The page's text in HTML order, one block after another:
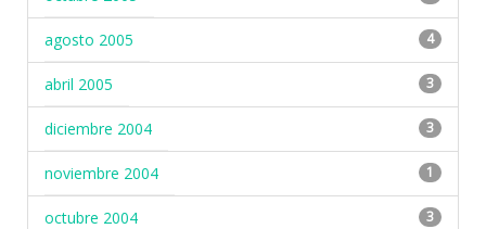
agosto 2005 4
abril 2005 3
diciembre 2004 3
noviembre 2004 1
octubre 2004 3